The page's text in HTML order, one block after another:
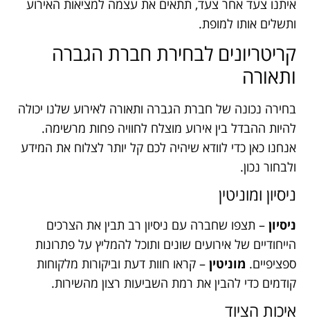
איתנו צעד אחר צעד, תתאים את עצמה למציאות האירוע
ותשלים אותו למופת.
קריטריונים לבחירת חברת הגברה
ותאורה
בחירה נכונה של חברת הגברה ותאורה לאירוע שלנו יכולה
להיות ההבדל בין אירוע מוצלח לחוויה פחות מרשימה.
אנחנו כאן כדי לוודא שיהיה לכם קל יותר לצלוח את המידע
ולבחור נכון.
ניסיון ומוניטין
ניסיון – תצפו שחברה עם ניסיון רב תבין את הצרכים
הייחודיים של אירועים שונים ותוכל להמליץ על פתרונות
ספציפיים. מוניטין – קראו חוות דעת וביקורות מלקוחות
קודמים כדי להבין את רמת השביעות רצון מהשירות.
איכות הציוד